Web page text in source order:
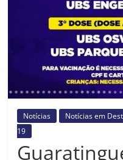
Notícias Notícias em
19